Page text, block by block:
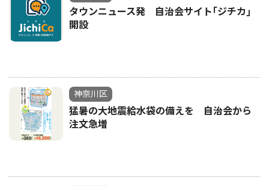
タウンニュース発 自治会サイト｢ジチカ｣
開設
神奈川区
猛暑の大地震給水袋の備えを 自治会から
注文急増